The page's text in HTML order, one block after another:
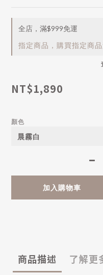
全店，滿$999免運
指定商品，購買指定商
NT$1,890
顏色
加入購物車
商品描述 了解更